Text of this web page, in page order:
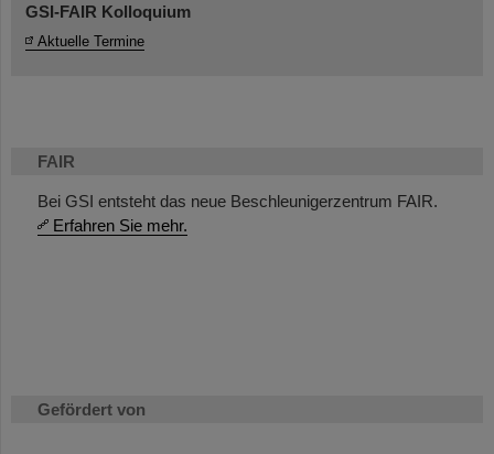
FAIR
Bei GSI entsteht das neue Beschleunigerzentrum FAIR.
Erfahren Sie mehr.
Gefördert von
GSI-FAIR Kolloquium
Aktuelle Termine